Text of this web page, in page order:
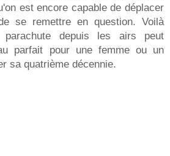
est encore capable de déplacer
se remettre en question. Voilà
parachute depuis les airs peut
parfait pour une femme ou un
sa quatrième décennie.